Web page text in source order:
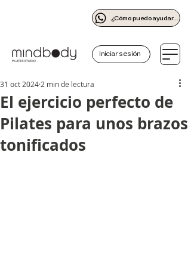
¿Cómo puedo ayudarte?
Iniciar sesión
El ejercicio perfecto de
Pilates para unos brazos
tonificados
31 oct 2024 2 min de lectura